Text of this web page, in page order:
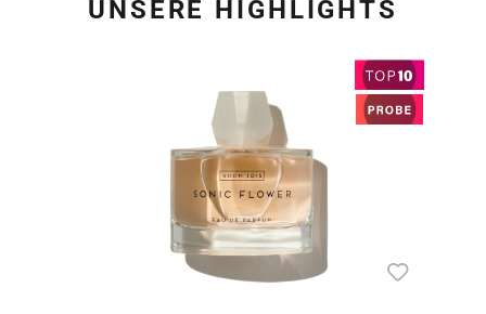
UNSERE HIGHLIGHTS